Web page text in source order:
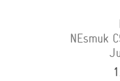
NEsmuk